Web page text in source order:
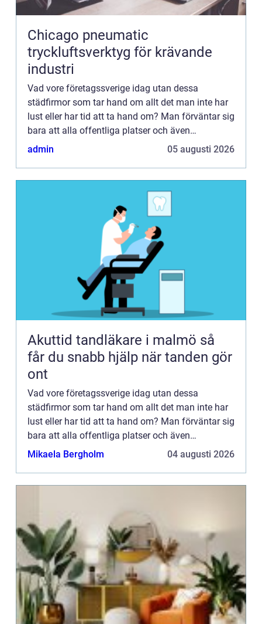
Chicago pneumatic
tryckluftsverktyg för krävande
industri
Vad vore företagssverige idag utan dessa
städfirmor som tar hand om allt det man inte har
lust eller har tid att ta hand om? Man förväntar sig
bara att alla offentliga platser och även
företagsbyggnader ska vara fläckfria. Men någon
admin 05 augusti 2026
Akuttid tandläkare i malmö så
får du snabb hjälp när tanden gör
ont
Vad vore företagssverige idag utan dessa
städfirmor som tar hand om allt det man inte har
lust eller har tid att ta hand om? Man förväntar sig
bara att alla offentliga platser och även
företagsbyggnader ska vara fläckfria. Men någon
Mikaela Bergholm 04 augusti 2026